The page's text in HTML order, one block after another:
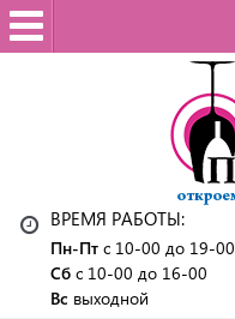
ВРЕМЯ РАБОТЫ:
Пн-Пт с 10-00 до 19-00
Сб с 10-00 до 16-00
Вс выходной